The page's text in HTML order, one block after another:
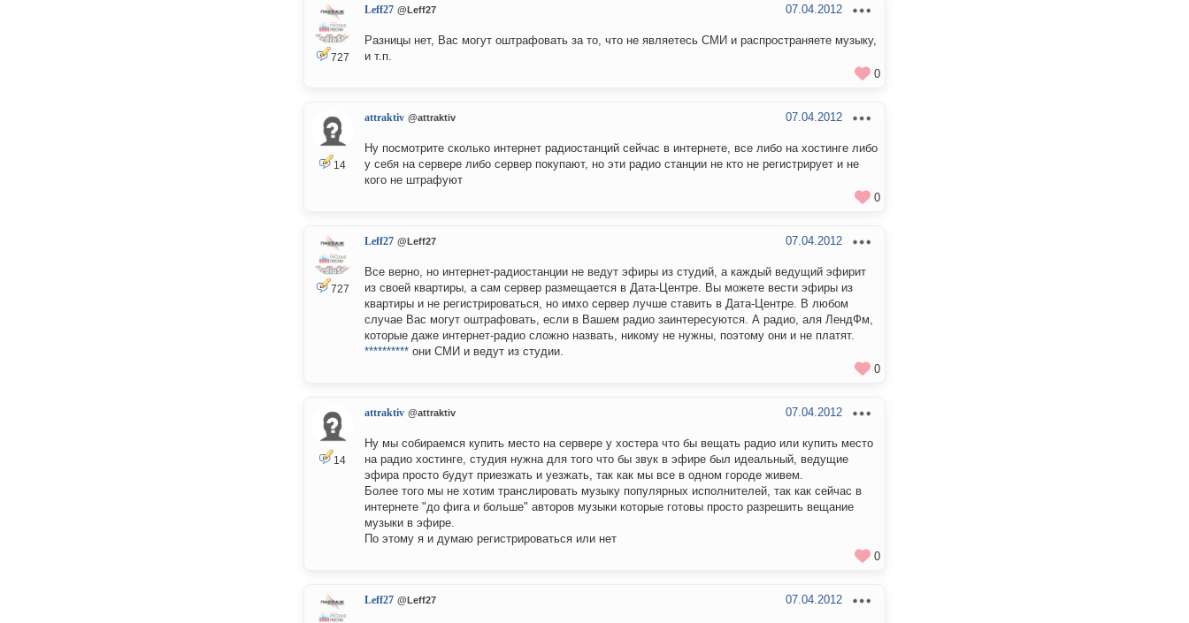
727
Leff27 @Leff27 07.04.2012
Разницы нет, Вас могут оштрафовать за то, что не являетесь СМИ и распространяете музыку,
и т.п.
0
14
attraktiv @attraktiv 07.04.2012
Ну посмотрите сколько интернет радиостанций сейчас в интернете, все либо на хостинге либо
у себя на сервере либо сервер покупают, но эти радио станции не кто не регистрирует и не
кого не штрафуют
0
727
Leff27 @Leff27 07.04.2012
Все верно, но интернет-радиостанции не ведут эфиры из студий, а каждый ведущий эфирит
из своей квартиры, а сам сервер размещается в Дата-Центре. Вы можете вести эфиры из
квартиры и не регистрироваться, но имхо сервер лучше ставить в Дата-Центре. В любом
случае Вас могут оштрафовать, если в Вашем радио заинтересуются. А радио, аля ЛендФм,
которые даже интернет-радио сложно назвать, никому не нужны, поэтому они и не платят.
********** они СМИ и ведут из студии.
0
14
attraktiv @attraktiv 07.04.2012
Ну мы собираемся купить место на сервере у хостера что бы вещать радио или купить место
на радио хостинге, студия нужна для того что бы звук в эфире был идеальный, ведущие
эфира просто будут приезжать и уезжать, так как мы все в одном городе живем.
Более того мы не хотим транслировать музыку популярных исполнителей, так как сейчас в
интернете "до фига и больше" авторов музыки которые готовы просто разрешить вещание
музыки в эфире.
По этому я и думаю регистрироваться или нет
0
Leff27 @Leff27 07.04.2012